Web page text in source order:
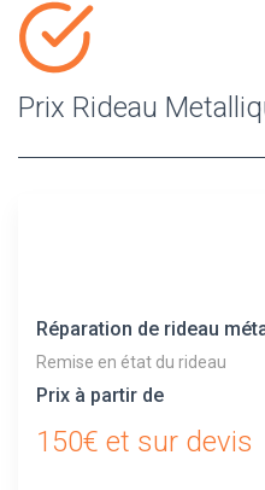
Prix Rideau
Réparation de rideau
Remise en état du rideau
Prix à partir de
150€ et sur devis